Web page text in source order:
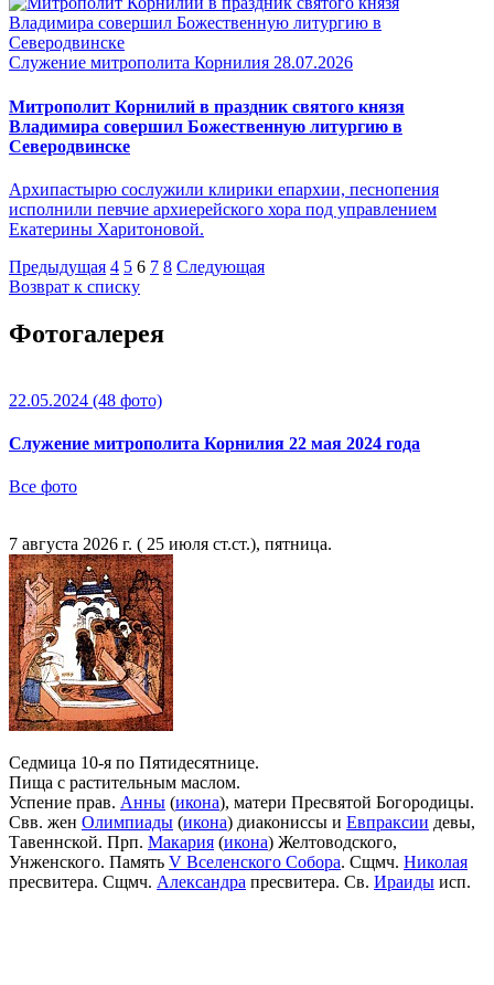
Служение митрополита Корнилия 28.07.2026
Митрополит Корнилий в праздник святого князя
Владимира совершил Божественную литургию в
Северодвинске
Архипастырю сослужили клирики епархии, песнопения
исполнили певчие архиерейского хора под управлением
Екатерины Харитоновой.
Предыдущая 4 5 6 7 8 Следующая
Возврат к списку
Фотогалерея
22.05.2024 (48 фото)
Служение митрополита Корнилия 22 мая 2024 года
Все фото
7 августа 2026 г. ( 25 июля ст.ст.), пятница.
Седмица 10-я по Пятидесятнице.
Пища с растительным маслом.
Успение прав. Анны (икона), матери Пресвятой Богородицы.
Свв. жен Олимпиады (икона) диакониссы и Евпраксии девы,
Тавеннской. Прп. Макария (икона) Желтоводского,
Унженского. Память V Вселенского Собора. Сщмч. Николая
пресвитера. Сщмч. Александра пресвитера. Св. Ираиды исп.